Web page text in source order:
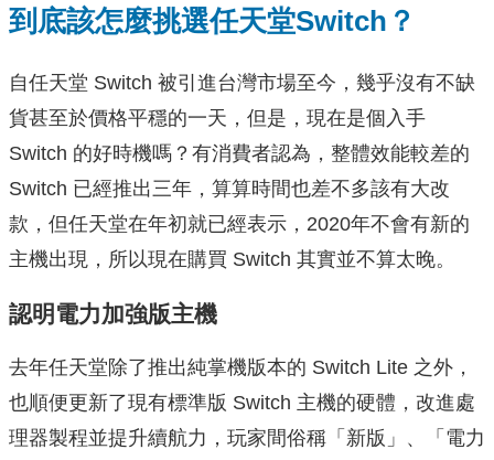
到底該怎麼挑選任天堂Switch？
自任天堂 Switch 被引進台灣市場至今，幾乎沒有不缺
貨甚至於價格平穩的一天，但是，現在是個入手
Switch 的好時機嗎？有消費者認為，整體效能較差的
Switch 已經推出三年，算算時間也差不多該有大改
款，但任天堂在年初就已經表示，2020年不會有新的
主機出現，所以現在購買 Switch 其實並不算太晚。
認明電力加強版主機
去年任天堂除了推出純掌機版本的 Switch Lite 之外，
也順便更新了現有標準版 Switch 主機的硬體，改進處
理器製程並提升續航力，玩家間俗稱「新版」、「電力